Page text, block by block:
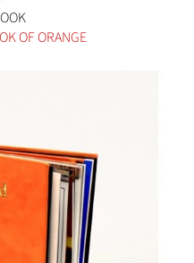
OF ORANGE